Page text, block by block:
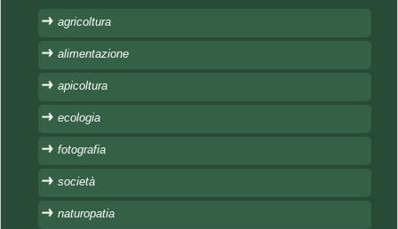
agricoltura
alimentazione
apicoltura
ecologia
fotografia
società
naturopatia